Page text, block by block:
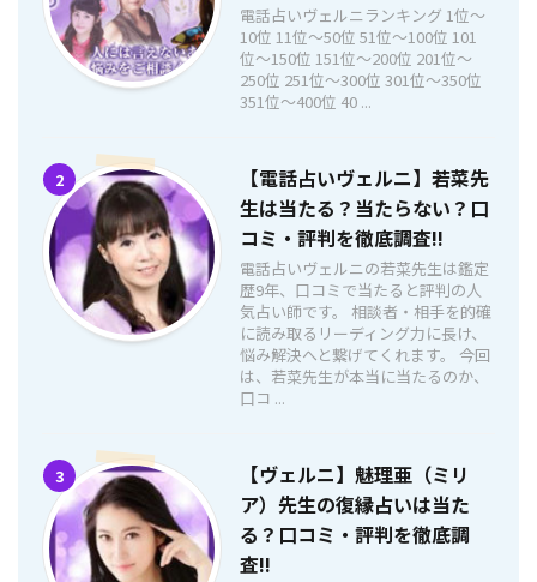
電話占いヴェルニランキング 1位〜
10位 11位〜50位 51位〜100位 101
位〜150位 151位〜200位 201位〜
250位 251位〜300位 301位〜350位
351位〜400位 40 ...
2
【電話占いヴェルニ】若菜先
生は当たる？当たらない？口
コミ・評判を徹底調査!!
電話占いヴェルニの若菜先生は鑑定
歴9年、口コミで当たると評判の人
気占い師です。 相談者・相手を的確
に読み取るリーディング力に長け、
悩み解決へと繋げてくれます。 今回
は、若菜先生が本当に当たるのか、
口コ ...
3
【ヴェルニ】魅理亜（ミリ
ア）先生の復縁占いは当た
る？口コミ・評判を徹底調
査!!